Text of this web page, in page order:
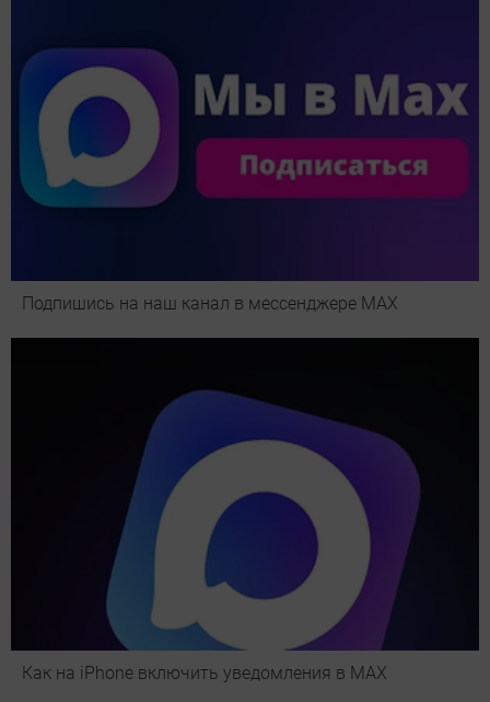
Подпишись на наш канал в мессенджере МАХ
Как на iPhone включить уведомления в MAX